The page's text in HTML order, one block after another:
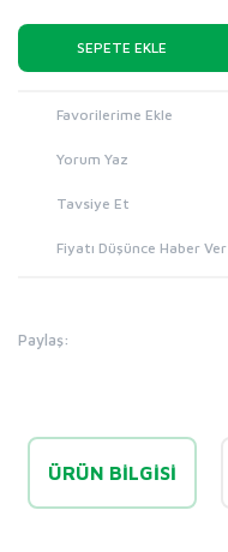
SEPETE EKLE
Yorum Yaz
Tavsiye Et
Fiyatı Düşünce Haber Ver
Paylaş:
ÜRÜN BILGISI